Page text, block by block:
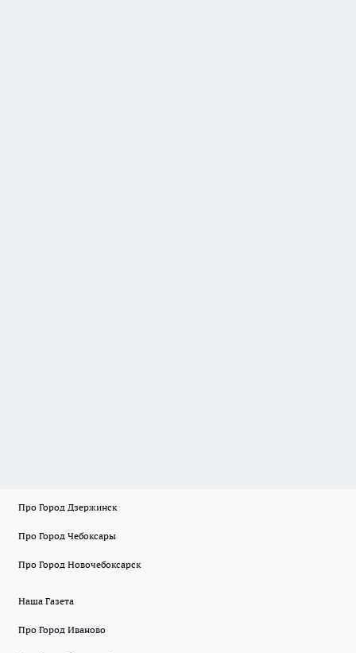
Про Город Дзержинск
Про Город Чебоксары
Про Город Новочебоксарск
Наша Газета
Про Город Иваново